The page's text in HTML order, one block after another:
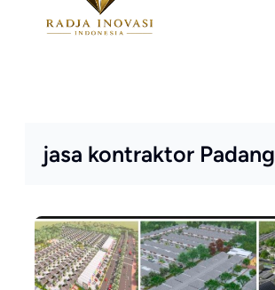
jasa kontraktor Padang